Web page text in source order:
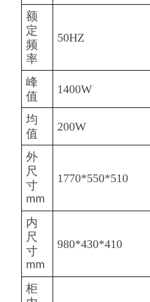
额
定
频
率
50HZ
峰
值
1400W
均
值
200W
外
尺
寸
mm
1770*550*510
内
尺
寸
mm
980*430*410
柜